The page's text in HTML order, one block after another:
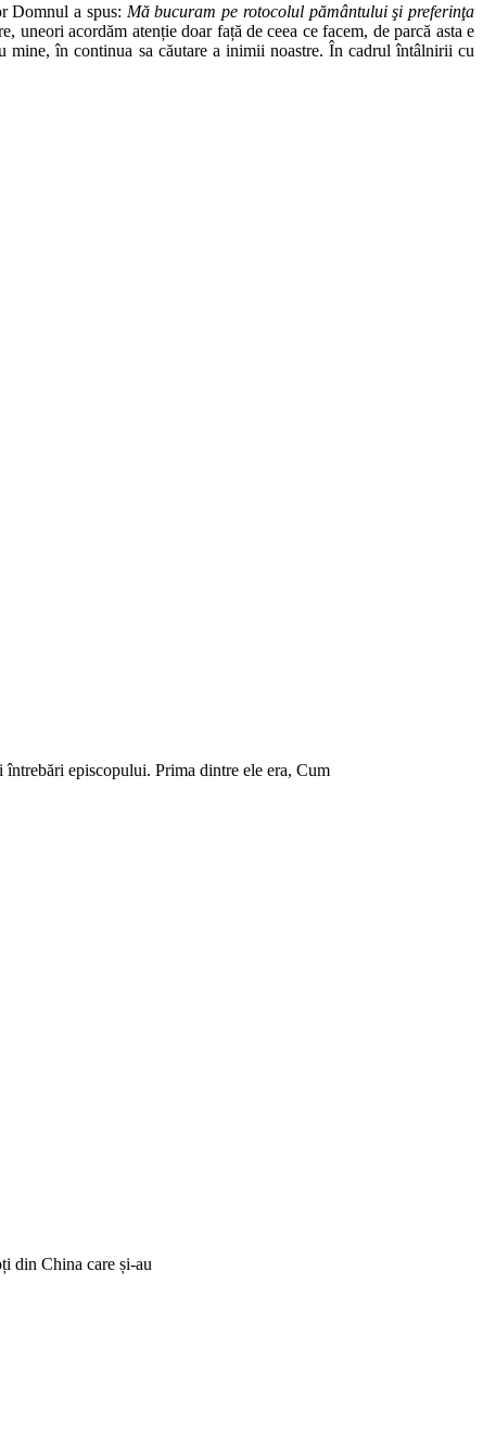
Domnul a spus: Mă bucuram pe rotocolul pământului şi preferinţa
uneori acordăm atenție doar față de ceea ce facem, de parcă asta e
mine, în continua sa căutare a inimii noastre. În cadrul întâlnirii cu
episcopului. Prima dintre ele era, Cum
din China care și-au